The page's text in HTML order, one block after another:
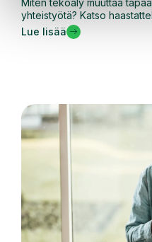
yhteistyötä? Katso
Lue lisää